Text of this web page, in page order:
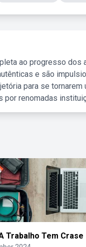
ao progresso
e são
para se
renomadas
Trabalho Tem Crase